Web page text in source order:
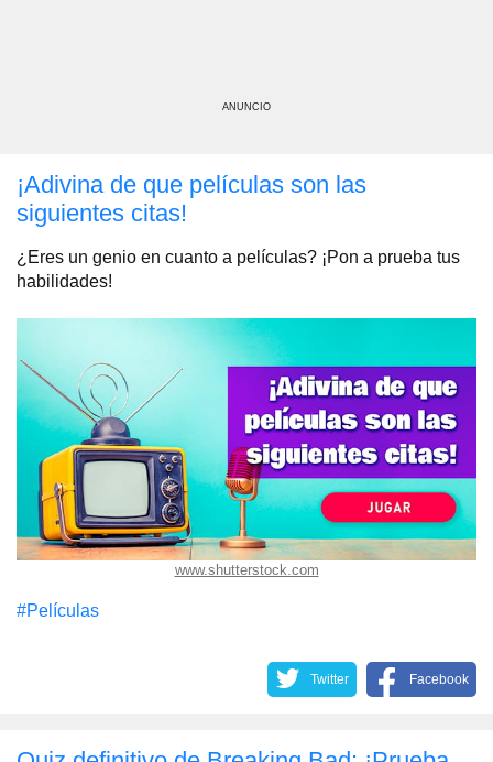
ANUNCIO
¡Adivina de que películas son las
siguientes citas!
¿Eres un genio en cuanto a películas? ¡Pon a prueba tus
habilidades!
www.shutterstock.com
#Películas
Twitter Facebook